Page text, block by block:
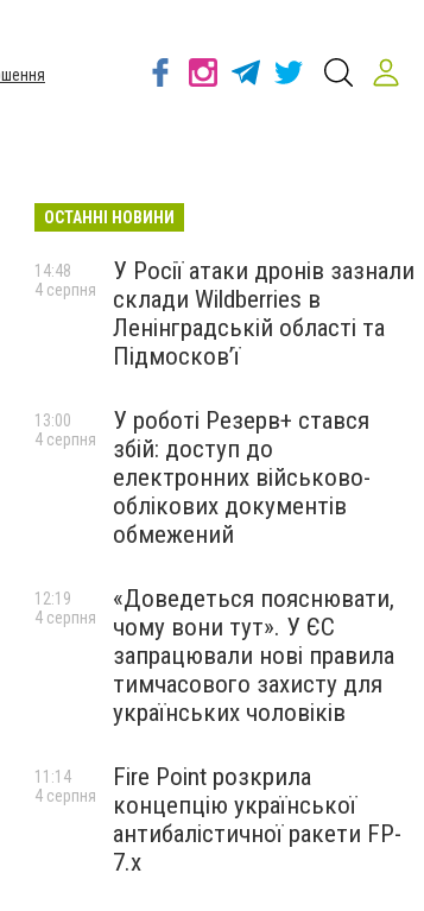
ОСТАННІ НОВИНИ
У Росії атаки дронів зазнали
склади Wildberries в
Ленінградській області та
Підмосков’ї
14:48
4 серпня
У роботі Резерв+ стався
збій: доступ до
електронних військово-
облікових документів
обмежений
13:00
4 серпня
«Доведеться пояснювати,
чому вони тут». У ЄС
запрацювали нові правила
тимчасового захисту для
українських чоловіків
12:19
4 серпня
Fire Point розкрила
концепцію української
антибалістичної ракети FP-
7.x
11:14
4 серпня